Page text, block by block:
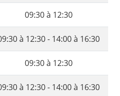
09:30 à 12:30
à 12:30 - 14:00 à 16:30
09:30 à 12:30
à 12:30 - 14:00 à 16:30